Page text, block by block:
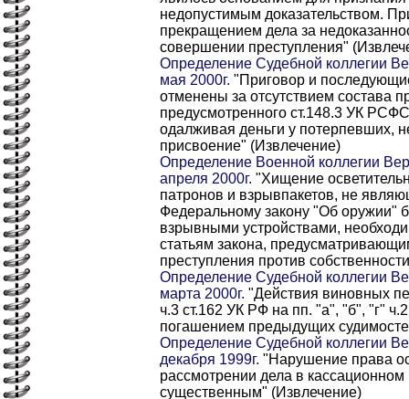
недопустимым доказательством.
прекращением дела за
совершении преступления"
Определение Судебной коллегии
мая 2000г. "Приговор и
отменены за отсутствием состава
предусмотренного ст.148.3 УК
одалживая деньги у потерпевших,
присвоение" (Извлечение)
Определение Военной коллегии
апреля 2000г. "Хищение
патронов и взрывпакетов, не
Федеральному закону "Об оружии"
взрывными устройствами,
статьям закона,
преступления против
Определение Судебной коллегии
марта 2000г. "Действия виновных
ч.3 ст.162 УК РФ на пп. "а", "б", "г"
погашением предыдущих
Определение Судебной коллегии
декабря 1999г. "Нарушение права
рассмотрении дела в
существенным" (Извлечение)